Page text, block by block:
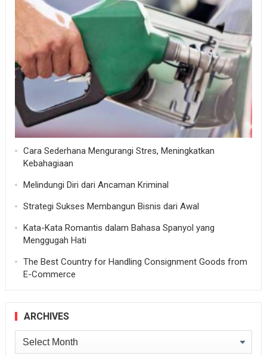
Cara Sederhana Mengurangi Stres, Meningkatkan
Kebahagiaan
Melindungi Diri dari Ancaman Kriminal
Strategi Sukses Membangun Bisnis dari Awal
Kata-Kata Romantis dalam Bahasa Spanyol yang
Menggugah Hati
The Best Country for Handling Consignment Goods from
E-Commerce
ARCHIVES
Archives